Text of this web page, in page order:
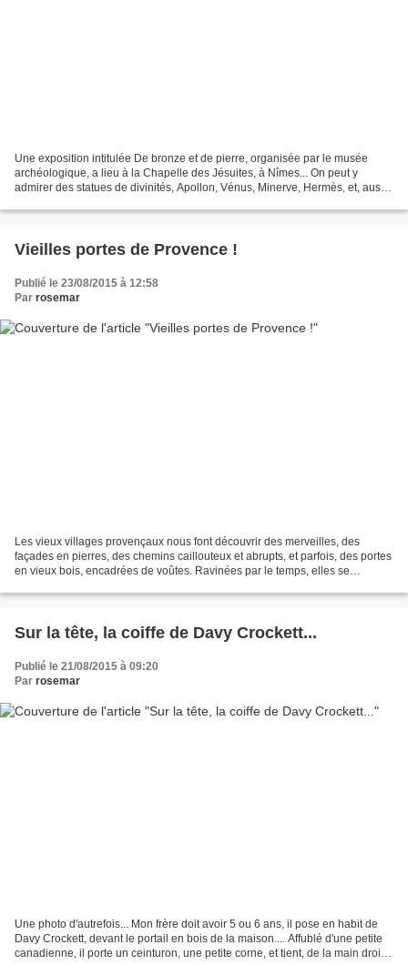
Une exposition intitulée De bronze et de pierre, organisée par le musée
archéologique, a lieu à la Chapelle des Jésuites, à Nîmes... On peut y
admirer des statues de divinités, Apollon, Vénus, Minerve, Hermès, et, aussi,
Vieilles portes de Provence !
Publié le 23/08/2015 à 12:58
Par rosemar
Les vieux villages provençaux nous font découvrir des merveilles, des
façades en pierres, des chemins caillouteux et abrupts, et parfois, des portes
en vieux bois, encadrées de voûtes. Ravinées par le temps, elles se
Sur la tête, la coiffe de Davy Crockett...
Publié le 21/08/2015 à 09:20
Par rosemar
Une photo d'autrefois... Mon frère doit avoir 5 ou 6 ans, il pose en habit de
Davy Crockett, devant le portail en bois de la maison.... Affublé d'une petite
canadienne, il porte un ceinturon, une petite corne, et tient, de la main droite,